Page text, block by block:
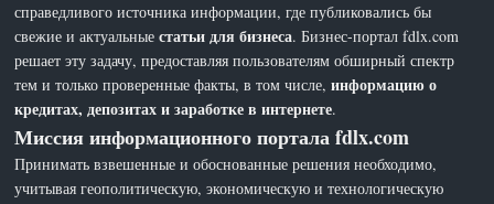
справедливого источника информации, где публиковались бы
свежие и актуальныестатьи для бизнеса. Бизнес-портал fdlx.com
решает эту задачу, предоставляя пользователям обширный спектр
тем и только проверенные факты, в том числе,информацию о
кредитах, депозитах и заработке в интернете.
Миссия информационного портала fdlx.com
Принимать взвешенные и обоснованные решения необходимо,
учитывая геополитическую, экономическую и технологическую